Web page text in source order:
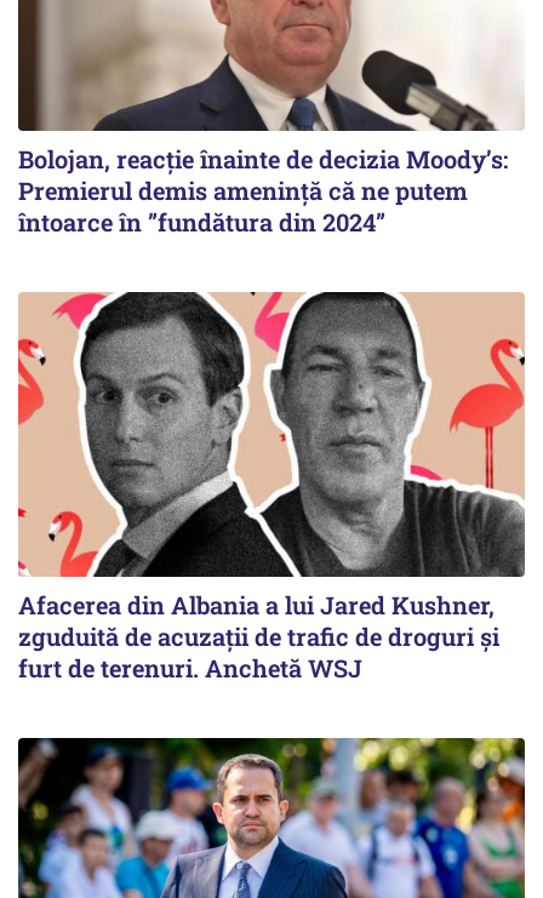
Bolojan, reacție înainte de decizia Moody’s:
Premierul demis amenință că ne putem
întoarce în ”fundătura din 2024”
Afacerea din Albania a lui Jared Kushner,
zguduită de acuzații de trafic de droguri și
furt de terenuri. Anchetă WSJ